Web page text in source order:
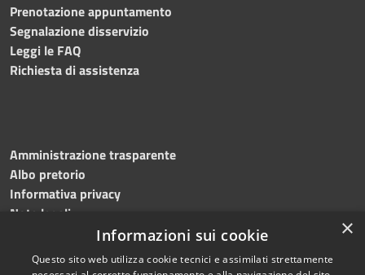
Prenotazione appuntamento
Segnalazione disservizio
Leggi le FAQ
Richiesta di assistenza
Amministrazione trasparente
Albo pretorio
Informativa privacy
Note legali
Dichiarazione di accessibilità
×
Informazioni sui cookie
Questo sito web utilizza cookie tecnici e assimilati strettamente